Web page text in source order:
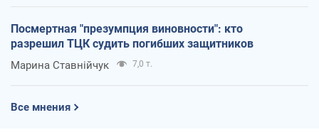
Посмертная "презумпция виновности": кто
разрешил ТЦК судить погибших защитников
Марина Ставнійчук 7,0 т.
Все мнения